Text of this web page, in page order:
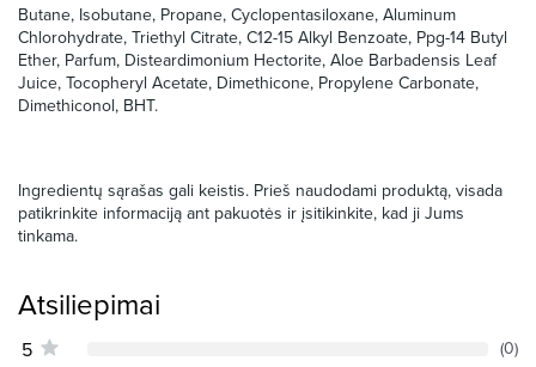
Butane, Isobutane, Propane, Cyclopentasiloxane, Aluminum
Chlorohydrate, Triethyl Citrate, C12-15 Alkyl Benzoate, Ppg-14 Butyl
Ether, Parfum, Disteardimonium Hectorite, Aloe Barbadensis Leaf
Juice, Tocopheryl Acetate, Dimethicone, Propylene Carbonate,
Dimethiconol, BHT.
Ingredientų sąrašas gali keistis. Prieš naudodami produktą, visada
patikrinkite informaciją ant pakuotės ir įsitikinkite, kad ji Jums
tinkama.
Atsiliepimai
5 (0)